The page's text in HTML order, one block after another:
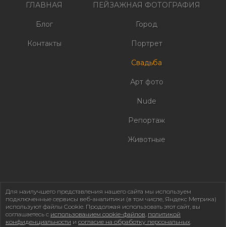
ГЛАВНАЯ
Блог
Контакты
ПЕЙЗАЖНАЯ ФОТОГРАФИЯ
Город
Портрет
Свадьба
Арт фото
Nude
Репортаж
Животные
Для наилучшего представления нашего сайта мы используем
подключенные сервисы веб-аналитики (в том числе, Яндекс Метрика)
используют файлы Cookie. Продолжая использовать этот сайт, вы
соглашаетесь с использованием cookie-файлов, политикой
конфиденциальности и согласие на обработку персональных.